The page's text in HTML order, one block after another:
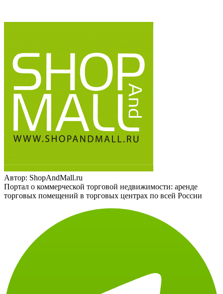
Автор: ShopAndMall.ru
Портал о коммерческой торговой недвижимости: аренде
торговых помещений в торговых центрах по всей России